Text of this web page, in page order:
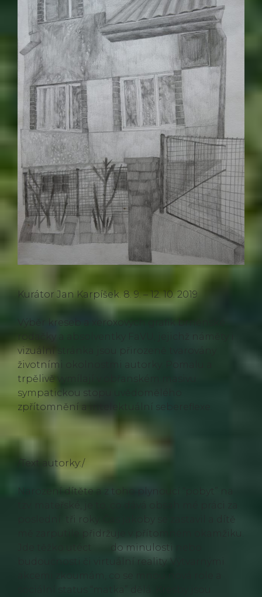
Kurátor Jan Karpíšek. 8. 9. – 12. 10. 2019
Výběr kreseb a xeroxových grafik brněnské
rodačky a absolventky FaVU, jejichž náměty i
vizuální stránka jsou přirozeně tvarovány
životními okolnostmi autorky. Pomalu a
trpělivě vymílají v obřanském masivu
sympatickou stopu uvědomělého
zpřítomnění a intelektuální sebereflexe.
/Text autorky:/
Narození dítěte a z toho plynoucí “pobyt” na
poslední tři roky. Čas jakoby se zastavil a dítě
mě zarputile přidržuje v přítomném okamžiku.
Jde těžko utéct do minulosti nebo
budoucnosti či virtuální reality. Výtvarnými
sociální status “matka” dělá. Kresby jsou